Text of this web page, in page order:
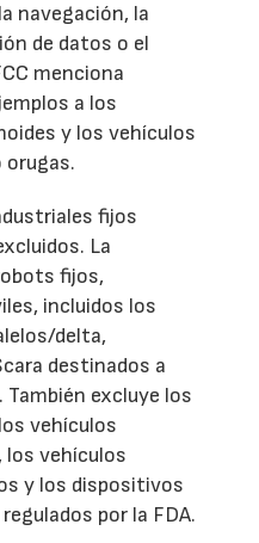
navegación, la
de datos o el
menciona
a los
y los vehículos
fijos
La
fijos,
incluidos los
delta,
destinados a
excluye los
vehículos
los vehículos
y los dispositivos
por la FDA.